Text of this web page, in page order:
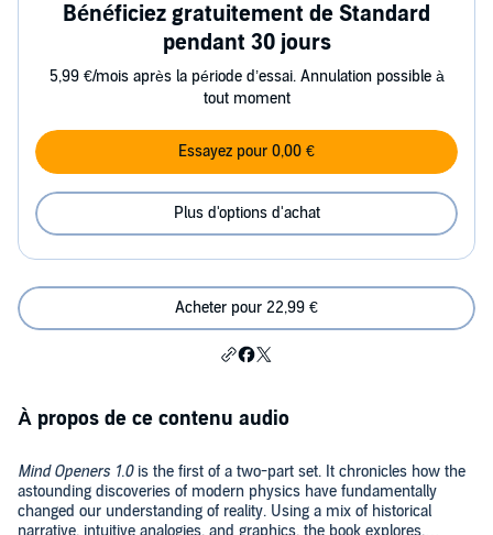
Bénéficiez gratuitement de Standard
pendant 30 jours
5,99 €/mois après la période d’essai. Annulation possible à
tout moment
Essayez pour 0,00 €
Plus d'options d'achat
Acheter pour 22,99 €
À propos de ce contenu audio
Mind Openers 1.0 is the first of a two-part set. It chronicles how the
astounding discoveries of modern physics have fundamentally
changed our understanding of reality. Using a mix of historical
narrative, intuitive analogies, and graphics, the book explores,